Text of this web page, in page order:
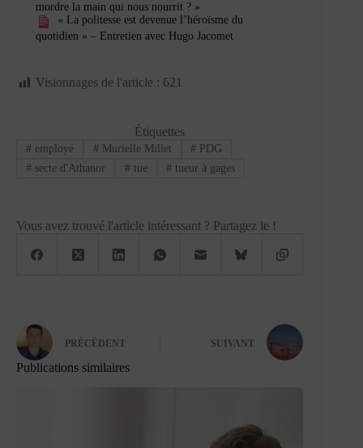
mordre la main qui nous nourrit ? »
« La politesse est devenue l’héroïsme du
quotidien » – Entretien avec Hugo Jacomet
Visionnages de l'article : 621
Étiquettes
# employé # Murielle Millet # PDG
# secte d'Athanor # tue # tueur à gages
Vous avez trouvé l'article intéressant ? Partagez le !
PRÉCÉDENT SUIVANT
Publications similaires